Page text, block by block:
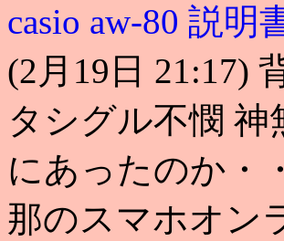
casio aw-80 説明
(2月19日 21:17)
タシグル不憫 神
にあったのか・
那のスマホオン